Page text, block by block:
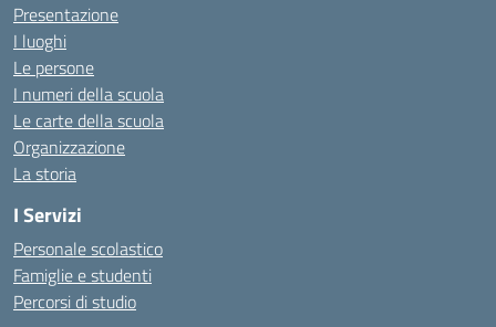
Presentazione
I luoghi
Le persone
I numeri della scuola
Le carte della scuola
Organizzazione
La storia
I Servizi
Personale scolastico
Famiglie e studenti
Percorsi di studio